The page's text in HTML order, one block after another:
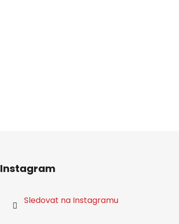
Instagram
Sledovat na Instagramu